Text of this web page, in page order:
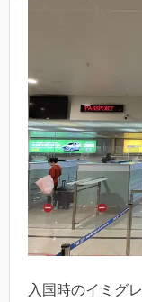
入国時のイミグ